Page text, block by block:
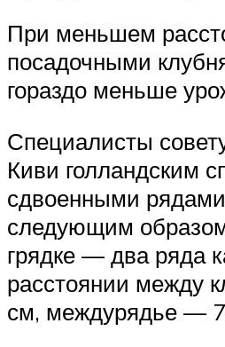
При меньшем
посадочными
гораздо меньше
Специалисты
Киви голландским
сдвоенными
следующим
грядке — два ряда
расстоянии между
см, междурядье —